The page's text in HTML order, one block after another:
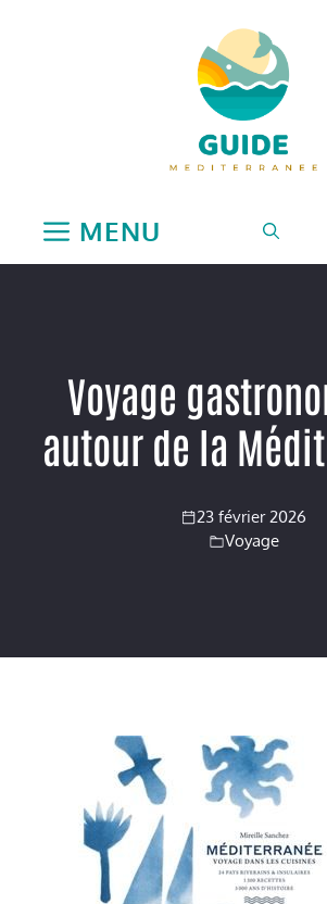
MENU
Voyage
autour de la
23 février 2026
Voyage